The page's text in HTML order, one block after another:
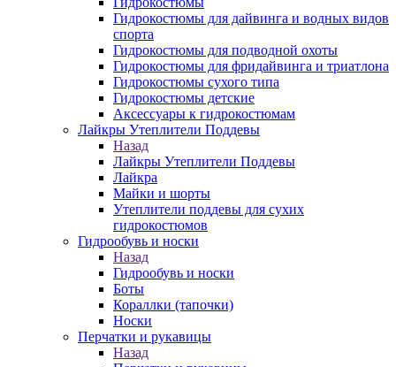
Гидрокостюмы для дайвинга и водных видов
спорта
Гидрокостюмы для подводной охоты
Гидрокостюмы для фридайвинга и триатлона
Гидрокостюмы сухого типа
Гидрокостюмы детские
Аксессуары к гидрокостюмам
Лайкры Утеплители Поддевы
Назад
Лайкры Утеплители Поддевы
Лайкра
Майки и шорты
Утеплители поддевы для сухих
гидрокостюмов
Гидрообувь и носки
Назад
Гидрообувь и носки
Боты
Кораллки (тапочки)
Носки
Перчатки и рукавицы
Назад